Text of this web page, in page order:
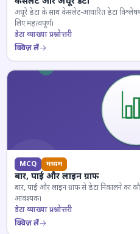
अधूरे डेटा के साथ केसलेट-आधारित डेटा
लिए महत्वपूर्ण।
डेटा व्याख्या प्रश्नोत्तरी
क्विज़ लें
MCQ मध्यम
बार, पाई और लाइन ग्राफ
बार, पाई और लाइन ग्राफ से डेटा निकालने का
आवश्यक।
डेटा व्याख्या प्रश्नोत्तरी
क्विज़ लें